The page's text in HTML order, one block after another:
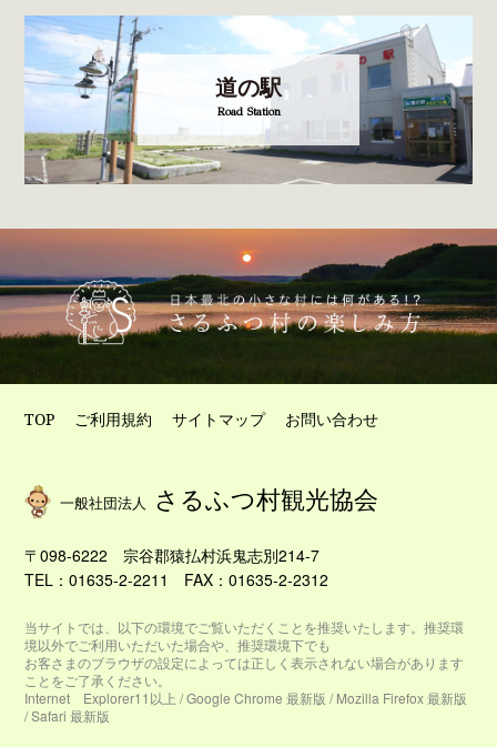
道の駅
Road Station
TOP ご利用規約 サイトマップ お問い合わせ
一般社団法人 さるふつ村観光協会
〒098-6222
宗谷郡猿払村浜鬼志別214-7
TEL：01635-2-2211 FAX：01635-2-2312
当サイトでは、以下の環境でご覧いただくことを推奨いたします。推奨環
境以外でご利用いただいた場合や、推奨環境下でも
お客さまのブラウザの設定によっては正しく表示されない場合があります
ことをご了承ください。
Internet Explorer11以上 / Google Chrome 最新版 / Mozilla Firefox 最新版
/ Safari 最新版